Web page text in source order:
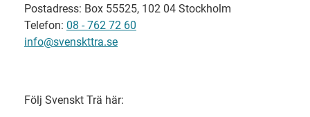
Postadress: Box 55525, 102 04 Stockholm
Telefon: 08 - 762 72 60
info@svenskttra.se
Följ Svenskt Trä här: